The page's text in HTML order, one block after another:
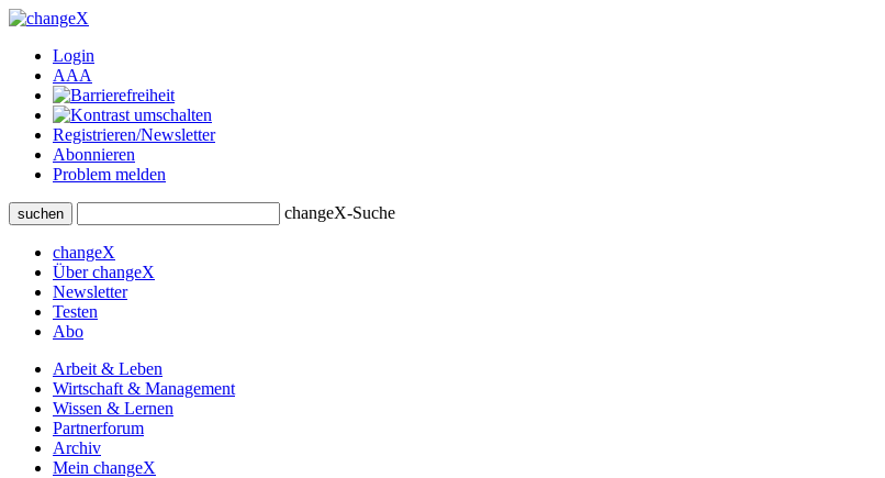
Login
AAA
Registrieren/Newsletter
Abonnieren
Problem melden
suchen changeX-Suche
changeX
Über changeX
Newsletter
Testen
Abo
Arbeit & Leben
Wirtschaft & Management
Wissen & Lernen
Partnerforum
Archiv
Mein changeX